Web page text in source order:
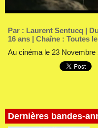
Dernières bandes-
Par : Laurent Sentucq |
16 ans | Chaîne : Toutes
Au cinéma le 23 Novembre